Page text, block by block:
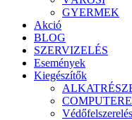
GYERMEK
Akció
BLOG
SZERVIZELÉS
Események
Kiegészítők
Védőfelszerelés